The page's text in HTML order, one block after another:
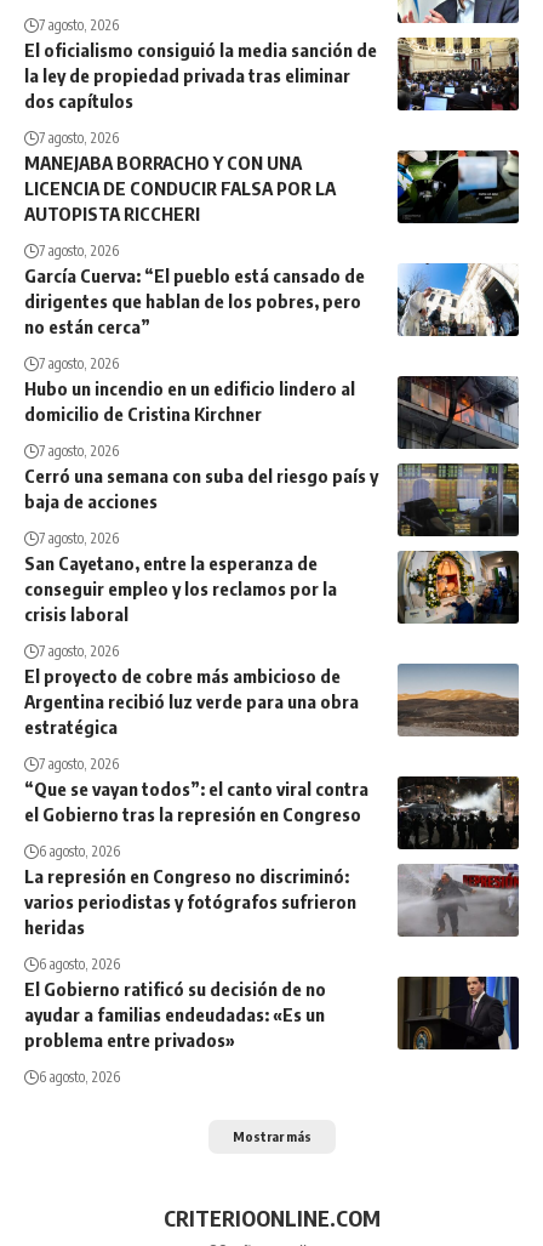
7 agosto, 2026
El oficialismo consiguió la media sanción de
la ley de propiedad privada tras eliminar
dos capítulos
7 agosto, 2026
MANEJABA BORRACHO Y CON UNA
LICENCIA DE CONDUCIR FALSA POR LA
AUTOPISTA RICCHERI
7 agosto, 2026
García Cuerva: “El pueblo está cansado de
dirigentes que hablan de los pobres, pero
no están cerca”
7 agosto, 2026
Hubo un incendio en un edificio lindero al
domicilio de Cristina Kirchner
7 agosto, 2026
Cerró una semana con suba del riesgo país y
baja de acciones
7 agosto, 2026
San Cayetano, entre la esperanza de
conseguir empleo y los reclamos por la
crisis laboral
7 agosto, 2026
El proyecto de cobre más ambicioso de
Argentina recibió luz verde para una obra
estratégica
7 agosto, 2026
“Que se vayan todos”: el canto viral contra
el Gobierno tras la represión en Congreso
6 agosto, 2026
La represión en Congreso no discriminó:
varios periodistas y fotógrafos sufrieron
heridas
6 agosto, 2026
El Gobierno ratificó su decisión de no
ayudar a familias endeudadas: «Es un
problema entre privados»
6 agosto, 2026
Mostrar más
CRITERIOONLINE.COM